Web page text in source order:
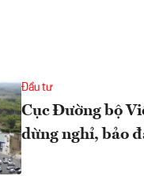
Đầu tư
Cục Đường bộ
dừng nghỉ, bảo